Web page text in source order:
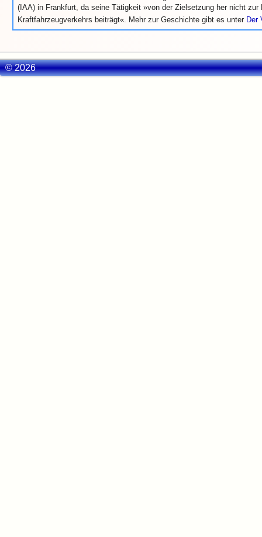
(IAA) in Frankfurt, da seine Tätigkeit »von der Zielsetzung her nicht zur
Kraftfahrzeugverkehrs beiträgt«. Mehr zur Geschichte gibt es unter Der
© 2026